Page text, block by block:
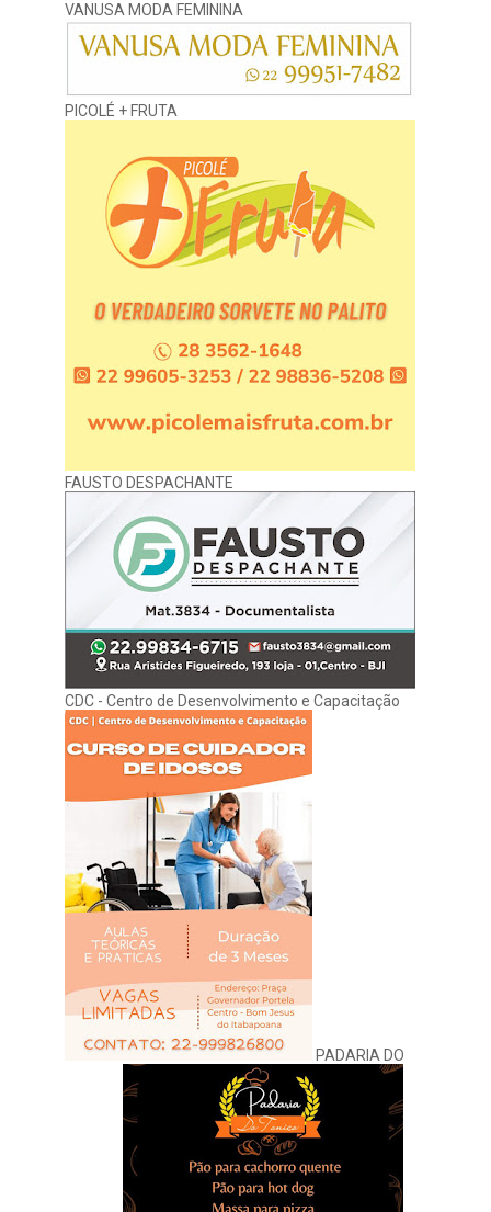
VANUSA MODA FEMININA
PICOLÉ + FRUTA
FAUSTO DESPACHANTE
CDC - Centro de Desenvolvimento e Capacitação
PADARIA DO